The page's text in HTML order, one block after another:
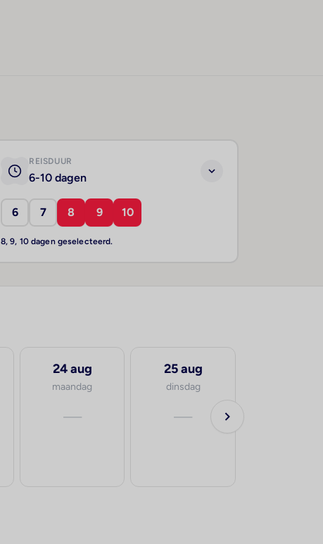
REISDUUR
6-10 dagen
6 7 8 9 10
8, 9, 10 dagen geselecteerd.
24 aug
maandag
—
25 aug
dinsdag
—